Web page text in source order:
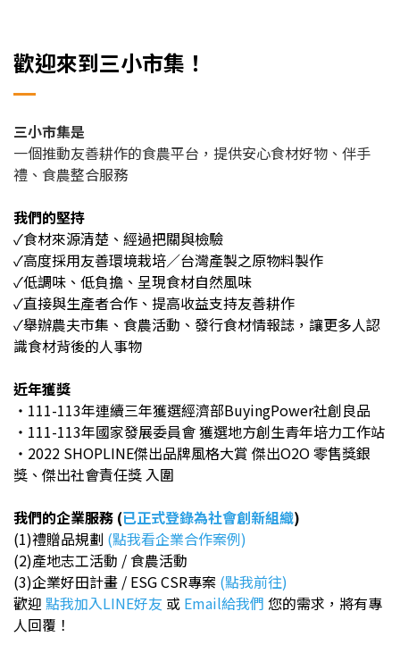
歡迎來到三小市集！
三小市集是
一個推動友善耕作的食農平台，提供安心食材好物、伴手
禮、食農整合服務
我們的堅持
✓食材來源清楚、經過把關與檢驗
✓高度採用友善環境栽培／台灣產製之原物料製作
✓低調味、低負擔、呈現食材自然風味
✓直接與生產者合作、提高收益支持友善耕作
✓舉辦農夫市集、食農活動、發行食材情報誌，讓更多人認
識食材背後的人事物
近年獲獎
・111-113年連續三年獲選經濟部BuyingPower社創良品
・111-113年國家發展委員會 獲選地方創生青年培力工作站
・2022 SHOPLINE傑出品牌風格大賞 傑出O2O 零售獎銀
獎、傑出社會責任獎 入圍
我們的企業服務 (已正式登錄為社會創新組織)
(1)禮贈品規劃 (點我看企業合作案例)
(2)產地志工活動 / 食農活動
(3)企業好田計畫 / ESG CSR專案 (點我前往)
歡迎 點我加入LINE好友 或 Email給我們 您的需求，將有專
人回覆！